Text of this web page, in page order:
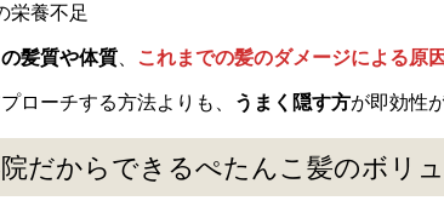
栄養不足
髪質や体質 これまでの髪のダメージによる原因
ローチする方法よりも、 うまく隠す方が即効性
だからできるぺたんこ髪のボリ